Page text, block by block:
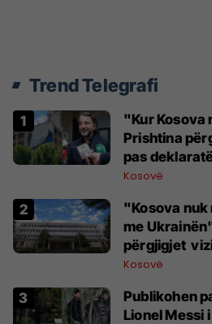
Trend Telegrafi
"Kur Kosova
Prishtina
pas
Beograd
Kosovë
"Kosova nuk
me
përgjigjet
Serbi
Kosovë
Publikohen
Lionel Messi